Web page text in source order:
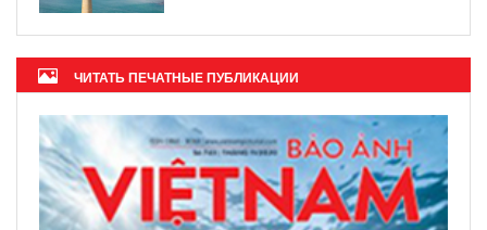
ЧИТАТЬ ПЕЧАТНЫЕ ПУБЛИКАЦИИ